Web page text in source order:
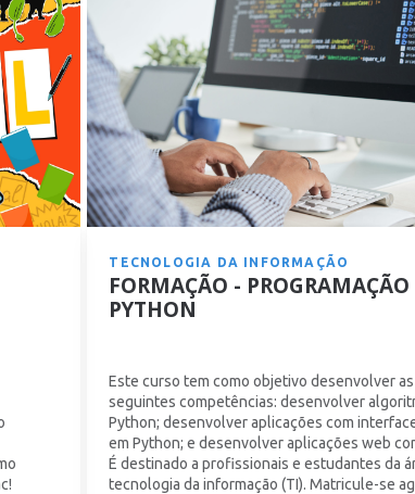
TECNOLOGIA DA INFORMAÇÃO
FORMAÇÃO - PROGRAMAÇÃO
PYTHON
Este curso tem como objetivo desenvolver as
seguintes competências: desenvolver
Python; desenvolver aplicações com
em Python; e desenvolver aplicações web
É destinado a profissionais e estudantes da
tecnologia da informação (TI). Matricule-se